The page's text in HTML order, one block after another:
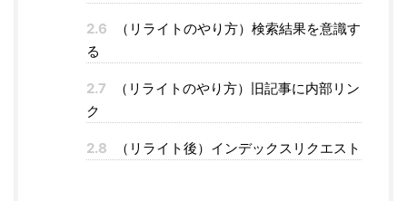
2.6
（リライトのやり方）検索結果を意識す
る
2.7
（リライトのやり方）旧記事に内部リン
ク
2.8 （リライト後）インデックスリクエスト